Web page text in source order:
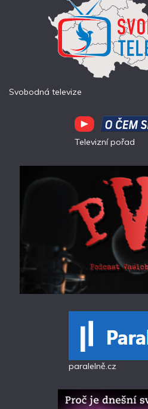
Svobodná televize
Televizní pořad
paralelně.cz